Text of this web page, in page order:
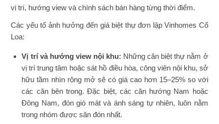
vị trí, hướng view và chính sách bán hàng từng thời điểm.
Các yếu tố ảnh hưởng đến giá biệt thự đơn lập Vinhomes Cổ
Loa:
Vị trí và hướng view nội khu: Những căn biệt thự nằm ở
vị trí trung tâm hoặc sát hồ điều hòa, công viên nội khu, sở
hữu tầm nhìn rộng mở sẽ có giá cao hơn 15–25% so với
các căn bên trong. Đặc biệt, các căn hướng Nam hoặc
Đông Nam, đón gió mát và ánh sáng tự nhiên, luôn nằm
trong nhóm được săn đón nhất.